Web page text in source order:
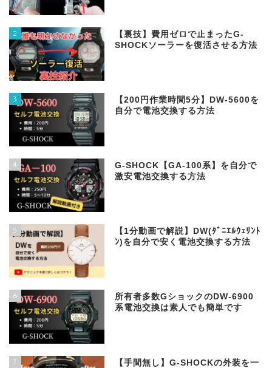
2
【裏技】費用ゼロで止まったG-
SHOCKソーラーを復活させる方法
3
【200円作業時間5分】DW‐5600を
自分で電池交換する方法
4
G-SHOCK【GA-100系】を自分で
激安電池交換する方法
5
【1分動画で解説】DW(ﾀﾞﾆｴﾙｳｪﾘﾝﾄ
ﾝ)を自分で安く電池交換する方法
6
所有者多数GショックのDW-6900
系電池交換は素人でも簡単です
7
【手間無し】G-SHOCKの外装を一